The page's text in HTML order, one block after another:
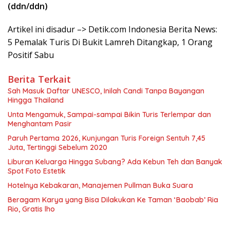
(ddn/ddn)
Artikel ini disadur –> Detik.com Indonesia Berita News:
5 Pemalak Turis Di Bukit Lamreh Ditangkap, 1 Orang
Positif Sabu
Berita Terkait
Sah Masuk Daftar UNESCO, Inilah Candi Tanpa Bayangan
Hingga Thailand
Unta Mengamuk, Sampai-sampai Bikin Turis Terlempar dan
Menghantam Pasir
Paruh Pertama 2026, Kunjungan Turis Foreign Sentuh 7,45
Juta, Tertinggi Sebelum 2020
Liburan Keluarga Hingga Subang? Ada Kebun Teh dan Banyak
Spot Foto Estetik
Hotelnya Kebakaran, Manajemen Pullman Buka Suara
Beragam Karya yang Bisa Dilakukan Ke Taman ‘Baobab’ Ria
Rio, Gratis lho